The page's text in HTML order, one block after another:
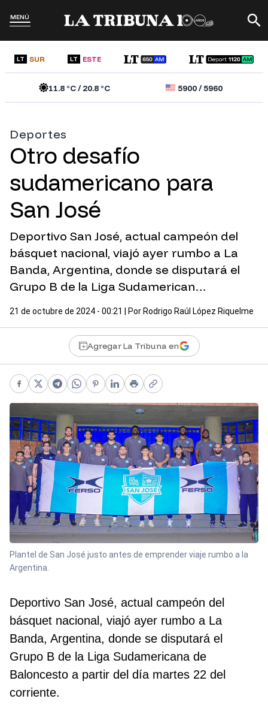
MENÚ
LT SUR LT ESTE
11.8°C /20.8°C 5900/5960
Deportes
Otro desafío
sudamericano para
San José
Deportivo San José, actual campeón del
básquet nacional, viajó ayer rumbo a La
Banda, Argentina, donde se disputará el
Grupo B de la Liga Sudamerican…
21 de octubre de 2024 - 00:21 | Por Rodrigo Raúl López Riquelme
Agregar La Tribuna en
Facebook
X Telegram
WhatsApp
Pinterest
LinkedIn
PrintCopy link
Plantel de San José justo antes de emprender viaje rumbo a la
Argentina.
Deportivo San José, actual campeón del
básquet nacional, viajó ayer rumbo a La
Banda, Argentina, donde se disputará el
Grupo B de la Liga Sudamericana de
Baloncesto a partir del día martes 22 del
corriente.